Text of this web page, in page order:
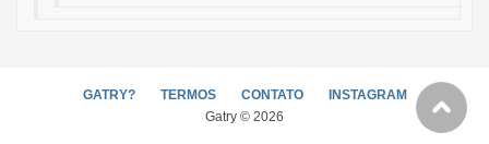
GATRY? TERMOS CONTATO
INSTAGRAM
Gatry © 2026